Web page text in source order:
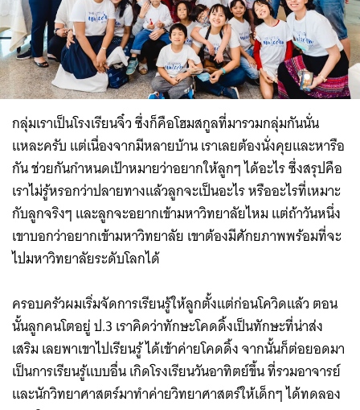
กลุ่มเราเป็นโรงเรียนจิ๋ว ซึ่งก็คือโฮมสกูลที่มารวมกลุ่มกันนั่น
แหละครับ แต่เนื่องจากมีหลายบ้าน เราเลยต้องนั่งคุยและหารือ
กัน ช่วยกันกำหนดเป้าหมายว่าอยากให้ลูกๆ ได้อะไร ซึ่งสรุปคือ
เราไม่รู้หรอกว่าปลายทางแล้วลูกจะเป็นอะไร หรืออะไรที่เหมาะ
กับลูกจริงๆ และลูกจะอยากเข้ามหาวิทยาลัยไหม แต่ถ้าวันหนึ่ง
เขาบอกว่าอยากเข้ามหาวิทยาลัย เขาต้องมีศักยภาพพร้อมที่จะ
ไปมหาวิทยาลัยระดับโลกได้
ครอบครัวผมเริ่มจัดการเรียนรู้ให้ลูกตั้งแต่ก่อนโควิดแล้ว ตอน
นั้นลูกคนโตอยู่ ป.3 เราคิดว่าทักษะโคดดิ้งเป็นทักษะที่น่าส่ง
เสริม เลยพาเขาไปเรียนรู้ ได้เข้าค่ายโคดดิ้ง จากนั้นก็ต่อยอดมา
เป็นการเรียนรู้แบบอื่น เกิดโรงเรียนวันอาทิตย์ขึ้น ที่รวมอาจารย์
และนักวิทยาศาสตร์มาทำค่ายวิทยาศาสตร์ให้เด็กๆ ได้ทดลอง